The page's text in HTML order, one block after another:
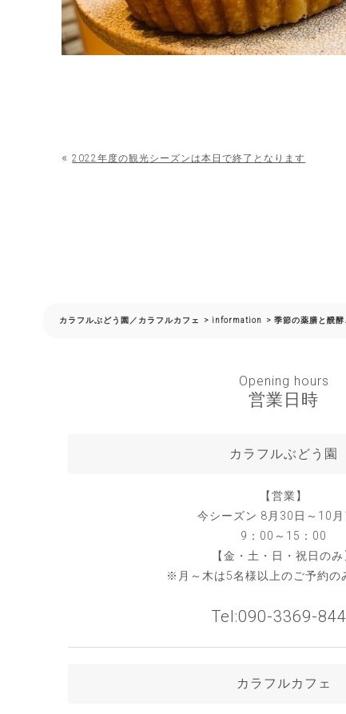
«2022年度の観光シーズンは本日で終了となります
カラフルぶどう園／カラフルカフェ > information > 季節の薬膳と醗酵
Opening hours
営業日時
カラフルぶどう園
【営業】
今シーズン 8月30日～10月
9：00～15：00
【金・土・日・祝日のみ
※月～木は5名様以上のご予約の
Tel:090-3369-
カラフルカフェ